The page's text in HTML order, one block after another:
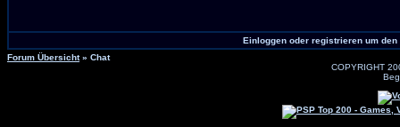
Einloggen oder registrieren um den
Forum Übersicht» Chat
COPYRIGHT